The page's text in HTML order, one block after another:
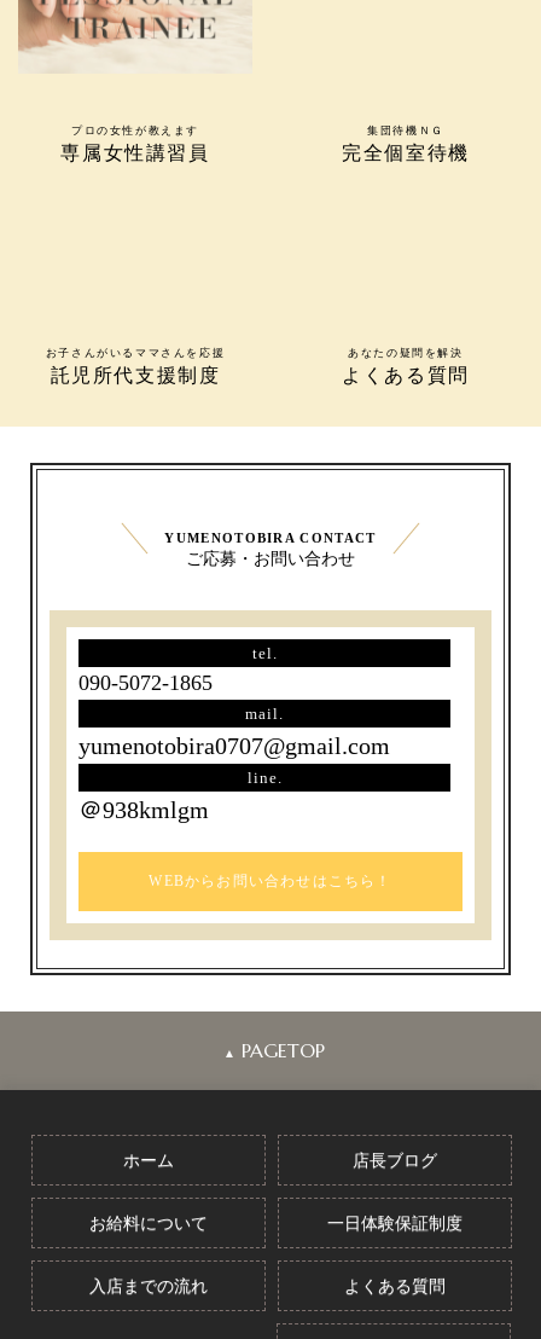
プロの女性が教えます
専属女性講習員
集団待機ＮＧ
完全個室待機
お子さんがいるママさんを応援
託児所代支援制度
あなたの疑問を解決
よくある質問
YUMENOTOBIRA CONTACT
ご応募・お問い合わせ
tel.
090-5072-1865
mail.
yumenotobira0707@gmail.com
line.
＠938kmlgm
WEBからお問い合わせはこちら！
▲ PAGETOP
ホーム 店長ブログ
お給料について 一日体験保証制度
入店までの流れ よくある質問